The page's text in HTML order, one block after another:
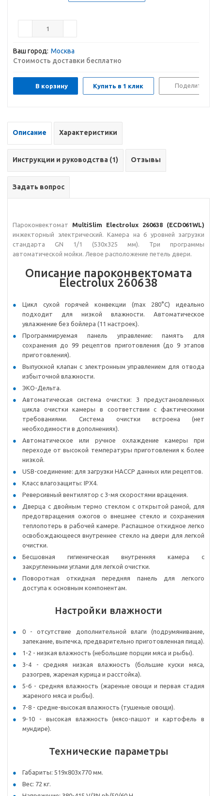
Ваш город: Москва
Стоимость доставки бесплатно
В корзину Купить в 1 клик Поделиться
Описание Характеристики
Инструкции и руководства (1) Отзывы
Задать вопрос
Пароконвектомат MultiSlim
Electrolux 260638 (ECD061WL)
инжекторный электрический. Камера на 6 уровней загрузки
стандарта GN 1/1 (530х325 мм). Три программы
автоматической мойки. Левое расположение петель двери.
Описание пароконвектомата
Electrolux 260638
Цикл сухой горячей конвекции (max 280°C) идеально
подходит для низкой влажности. Автоматическое
увлажнение без бойлера (11 настроек).
Программируемая панель управление: память для
сохранения до 99 рецептов приготовления (до 9 этапов
приготовления).
Выпускной клапан с электронным управлением для отвода
избыточной влажности.
ЭКО-Дельта.
Автоматическая система очистки: 3 предустановленных
цикла очистки камеры в соответствии с фактическими
требованиями. Система очистки встроена (нет
необходимости в дополнениях).
Автоматическое или ручное охлаждение камеры при
переходе от высокой температуры приготовления к более
низкой.
USB-соединение: для загрузки HACCP данных или рецептов.
Класс влагозащиты: IPX4.
Реверсивный вентилятор с 3-мя скоростями вращения.
Дверца с двойным термо стеклом с открытой рамой, для
предотвращения ожогов о внешнее стекло и сохранения
теплопотерь в рабочей камере. Распашное откидное легко
освобождающееся внутреннее стекло на двери для легкой
очистки.
Бесшовная гигиеническая внутренняя камера с
закругленными углами для легкой очистки.
Поворотная откидная передняя панель для легкого
доступа к основным компонентам.
Настройки влажности
0 - отсутствие дополнительной влаги (подрумянивание,
запекание, выпечка, предварительно приготовленная пища).
1-2 - низкая влажность (небольшие порции мяса и рыбы).
3-4 - средняя низкая влажность (большие куски мяса,
разогрев, жареная курица и расстойка).
5-6 - cредняя влажность (жареные овощи и первая стадия
жареного мяса и рыбы).
7-8 - средне-высокая влажность (тушеные овощи).
9-10 - высокая влажность (мясо-пашот и картофель в
мундире).
Технические параметры
Габариты: 519х803х770 мм.
Вес: 72 кг.